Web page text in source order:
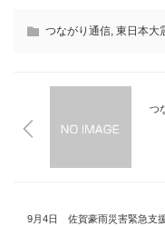
つながり通信, 東日本大
つ
9月4日 佐賀豪雨災害緊急支